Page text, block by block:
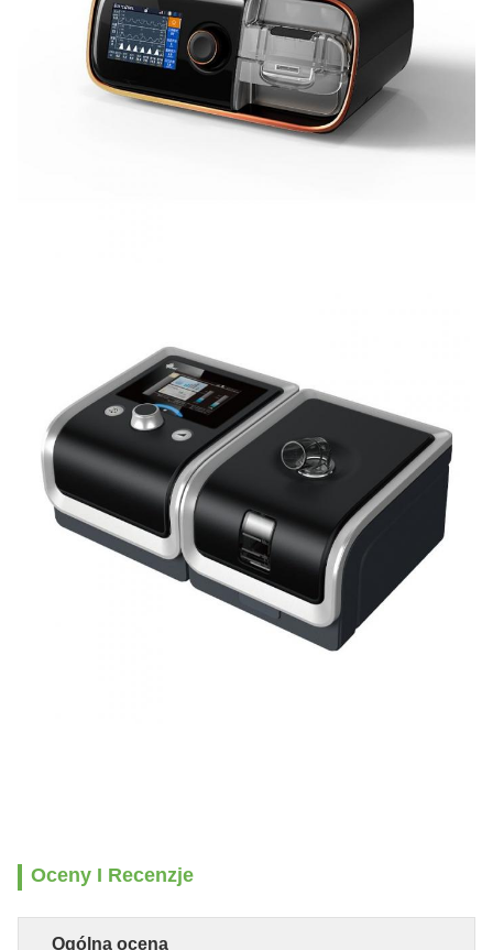
Oceny I Recenzje
Ogólna ocena